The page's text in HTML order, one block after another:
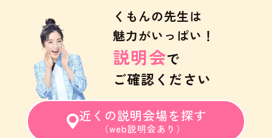
くもんの先生は
魅力がいっぱい！
説明会で
ご確認ください
近くの説明会場を探す
（web説明会あり）